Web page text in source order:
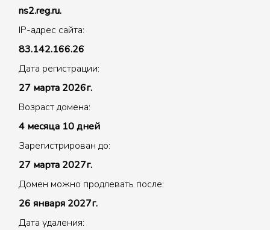
ns2.reg.ru.
IP-адрес сайта:
83.142.166.26
Дата регистрации:
27 марта 2026г.
Возраст домена:
4 месяца 10 дней
Зарегистрирован до:
27 марта 2027г.
Домен можно продлевать после:
26 января 2027г.
Дата удаления: